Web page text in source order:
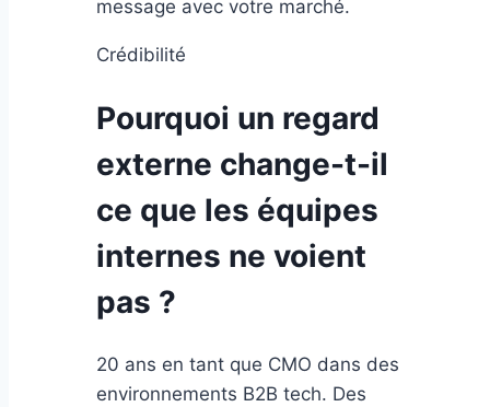
message avec votre marché.
Crédibilité
Pourquoi un regard
externe change-t-il
ce que les équipes
internes ne voient
pas ?
20 ans en tant que CMO dans des
environnements B2B tech. Des